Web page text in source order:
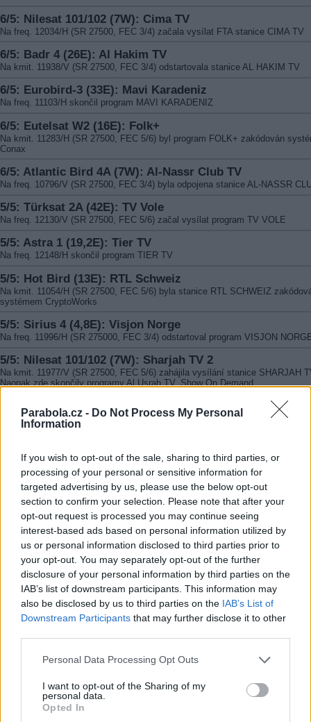
Parabola.cz - Do Not Process My Personal
Information
If you wish to opt-out of the sale, sharing to third parties, or
processing of your personal or sensitive information for
targeted advertising by us, please use the below opt-out
section to confirm your selection. Please note that after your
opt-out request is processed you may continue seeing
interest-based ads based on personal information utilized by
us or personal information disclosed to third parties prior to
your opt-out. You may separately opt-out of the further
disclosure of your personal information by third parties on the
IAB’s list of downstream participants. This information may
also be disclosed by us to third parties on the IAB’s List of
Downstream Participants that may further disclose it to other
Personal Data Processing Opt Outs
I want to opt-out of the Sharing of my
personal data.
Opted In
6/5: Nilesat 101/102 (7W): Cima TV
Na freq. 12034/H (SR 27500, FEC 3/4) začala vysílat FTA stanice CIMA TV
6/5: Badr 4 (26E): Al Hakim TV
Na kmit. 11938/V (SR 27500, FEC 3/4) odstartovala stanice AL HAKIM TV
6/5: Eurobird-3 (33E): Mavi Karadeniz
Na freq. 11103/H skončil program MAVI KARADENIZ
6/5: Eutelsat W2 (16E): Folk+
Na kmit. 11283/H (SR 27500, FEC 5/6) byl program FOLK+ zakódován
Conax
6/5: Atlantic Bird 4A (7W): Al-Nassr Club TV
Na freq. 10796/V (SR 27500, FEC 3/4) byla odpojena stanice AL-NASSR
5/5: Türksat 2A (42E): TV Vole
Na freq. 12130/V (SR 27500, FEC 5/6) začal vysílat program TV VOLE
5/5: Astra 1 (19,2E): Tier TV
Na freq. 12148/H skončil program TIER TV
5/5: Hot Bird (13E): RTL Schweiz
Na kmit. 11054/H (SR 27500, FEC 5/6) byla stanice RTL SCHWEIZ
systémem CryptoWorks
5/5: Sirius 4 (4,8E): Visjon Norge
Na freq. 11996/H (SR 275000, FEC 3/4) odstartoval program VISJON
5/5: Nilesat 101/102 (7W): Sharjah TV 2
Na kmit. 11977/V (SR 27500, FEC 5/6) zahájila vysílání stanice SHARJAH
Naopak zde skončily programy Al Usrah TV, Show On Demand
5/5: Atlantic Bird 4A (7W): Thaqalayn TV
Na freq. 10911/V (SR 27500, FEC 3/4) začala vysílat stanice THAQALAYN
Na freq. 10911/V skončily programy Bahrain Sports, Tawazon TV
4/5: Intelsat 704 (66E): TRK Nadym
Na freq. 11177/H skončil SCPC kanál TRK NADYM
4/5: Eurobird-2 (25,5E): Nojoom 3
Na freq. 11075/V (SR 27500, FEC 3/4) byla odpojena stanice NOJOOM 3
4/5: Badr 4 (26E): Al-Adala TV
Na freq. 12149/H (SR 27500, FEC 3/4) skončila stanice AL-ADALA TV
3/5: Türksat 2A (42E): Yıldız Rize TV
Na freq. 12130/V (SR 27500, FEC 5/6) odstartoval program YıLDıZ RIZE TV
3/5: Intelsat 10 (68,5E): Prayer TV
3/5: Atlantic Bird 4A (7W): MTV Lebanon
Na freq. 12418/V (SR 27500, FEC 3/4) opět vysílá stanice MTV LEBANON
3/5: Nilesat 101/102 (7W): Al Libiyah TV
Na freq. 11766/H (SR 27500, FEC 3/4) začala vysílat stanice AL LIBIYAH TV